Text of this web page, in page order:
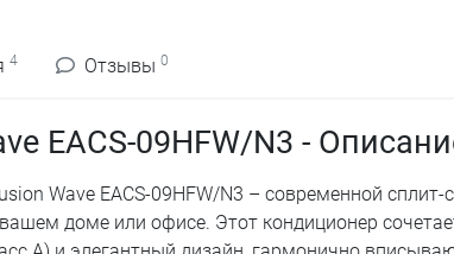
4 Отзывы 0
EACS-09HFW/N3 -
Wave EACS-09HFW/N3 – современной сплит-
доме или офисе. Этот кондиционер